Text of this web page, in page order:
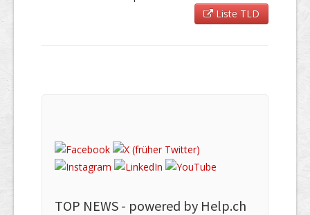
Liste TLD
TOP NEWS - powered by Help.ch